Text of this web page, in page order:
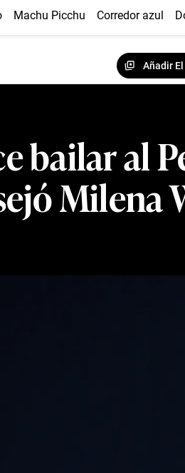
Machu Picchu Corredor azul
Añadir
bailar al
Milena